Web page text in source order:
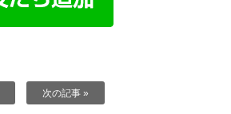
次の記事 »